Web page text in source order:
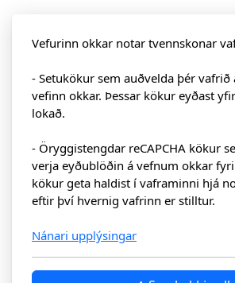
Vefurinn okkar notar tvennskonar
- Setukökur sem auðvelda þér
vefinn okkar. Þessar kökur eyðast
lokað.
- Öryggistengdar reCAPCHA kökur
verja eyðublöðin á vefnum okkar
kökur geta haldist í vaframinni hjá
eftir því hvernig vafrinn er stilltur.
Nánari upplýsingar